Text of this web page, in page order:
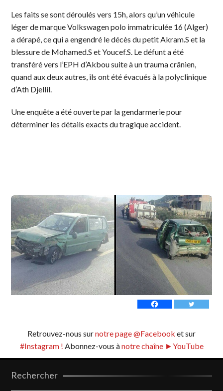
Les faits se sont déroulés vers 15h, alors qu’un véhicule
léger de marque Volkswagen polo immatriculée 16 (Alger)
a dérapé, ce qui a engendré le décès du petit Akram.S et la
blessure de Mohamed.S et Youcef.S. Le défunt a été
transféré vers l’EPH d’Akbou suite à un trauma crânien,
quand aux deux autres, ils ont été évacués à la polyclinique
d’Ath Djellil.
Une enquête a été ouverte par la gendarmerie pour
déterminer les détails exacts du tragique accident.
Retrouvez-nous surnotre page @Facebook et sur
#Instagram ! Abonnez-vous ànotre chaîne ►YouTube
Rechercher